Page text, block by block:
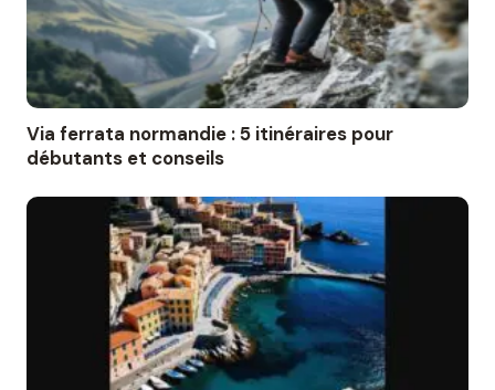
Via ferrata normandie : 5 itinéraires pour
débutants et conseils